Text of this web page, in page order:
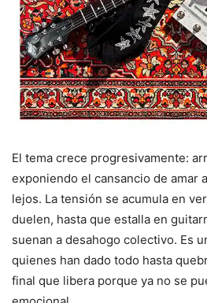
El tema crece progresivamente:
exponiendo el cansancio de amar
lejos. La tensión se acumula en
duelen, hasta que estalla en
suenan a desahogo colectivo. Es
quienes han dado todo hasta
final que libera porque ya no se